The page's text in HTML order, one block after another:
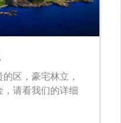
区，豪宅林立，
，请看我们的详细